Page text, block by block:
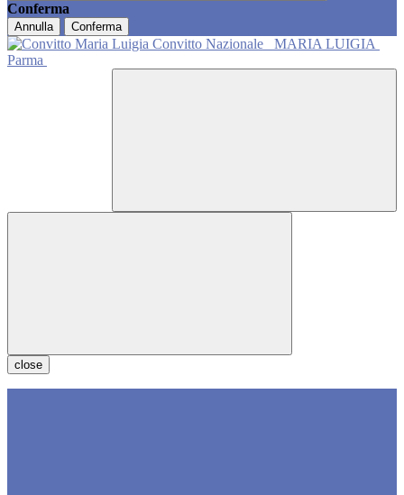
Conferma
Annulla Conferma
Convitto Nazionale
MARIA LUIGIA
Parma
close